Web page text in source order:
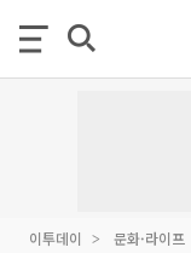
이투데이 문화·라이프